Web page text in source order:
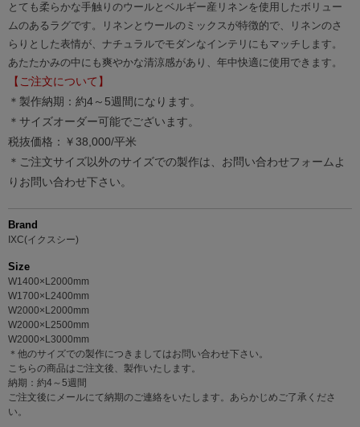
とても柔らかな手触りのウールとベルギー産リネンを使用したボリュー
ムのあるラグです。リネンとウールのミックスが特徴的で、リネンのさ
らりとした表情が、ナチュラルでモダンなインテリにもマッチします。
あたたかみの中にも爽やかな清涼感があり、年中快適に使用できます。
【ご注文について】
＊製作納期：約4～5週間になります。
＊サイズオーダー可能でございます。
税抜価格：￥38,000/平米
＊ご注文サイズ以外のサイズでの製作は、お問い合わせフォームよ
りお問い合わせ下さい。
Brand
IXC(イクスシー)
Size
W1400×L2000mm
W1700×L2400mm
W2000×L2000mm
W2000×L2500mm
W2000×L3000mm
＊他のサイズでの製作につきましてはお問い合わせ下さい。
こちらの商品はご注文後、製作いたします。
納期：約4～5週間
ご注文後にメールにて納期のご連絡をいたします。あらかじめご了承くださ
い。